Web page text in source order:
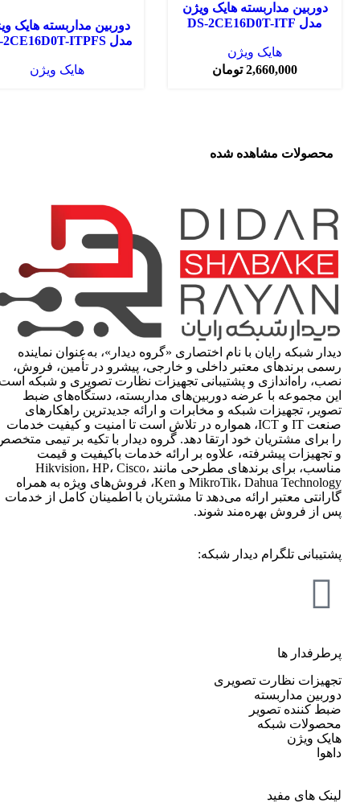
دوربین مداربسته هایک ویژن
مدل DS-2CE16D0T-ITF
هایک ویژن
2,660,000 تومان
دوربین مداربسته هایک
مدل DS-2CE16D0T-ITPFS
هایک ویژن
محصولات مشاهده شده
دیدار شبکه رایان با نام اختصاری «گروه دیدار»، به‌عنوان نماینده
رسمی برندهای معتبر داخلی و خارجی، پیشرو در تأمین، فروش،
نصب، راه‌اندازی و پشتیبانی تجهیزات نظارت تصویری و شبکه
این مجموعه با عرضه دوربین‌های مداربسته، دستگاه‌های ضبط
تصویر، تجهیزات شبکه و مخابرات و ارائه جدیدترین راهکارهای
صنعت IT و ICT، همواره در تلاش است تا امنیت و کیفیت خدمات
را برای مشتریان خود ارتقا دهد. گروه دیدار با تکیه بر تیمی
و تجهیزات پیشرفته، علاوه بر ارائه خدمات باکیفیت و قیمت
مناسب، برای برندهای مطرحی مانند Hikvision، HP، Cisco،
MikroTik، Dahua Technology و Ken، فروش‌های ویژه به همراه
گارانتی معتبر ارائه می‌دهد تا مشتریان با اطمینان کامل از خدمات
پس از فروش بهره‌مند شوند.
پشتیبانی تلگرام دیدار شبکه:
پرطرفدار ها
تجهیزات نظارت تصویری
دوربین مداربسته
ضبط کننده تصویر
محصولات شبکه
هایک ویژن
داهوا
لینک های مفید